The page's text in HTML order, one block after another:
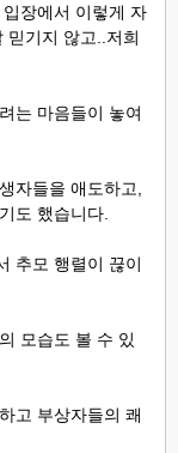
장에서 이렇게 자
믿기지 않고..저희
는 마음들이 놓여
자들을 애도하고,
도 했습니다.
추모 행렬이 끊이
모습도 볼 수 있
고 부상자들의 쾌